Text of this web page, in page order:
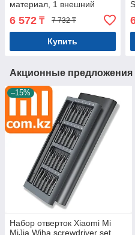
материал, 1 внешний
кармана Арт.6870
6 572 ₸ 7 732 ₸
Купить
Акционные предложения
–15%
Набор отверток Xiaomi Mi
MiJia Wiha screwdriver set.